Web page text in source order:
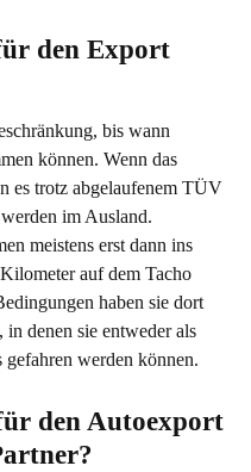
den Export
bis wann
können. Wenn das
es trotz abgelaufenem TÜV
im Ausland.
meistens erst dann ins
auf dem Tacho
haben sie dort
denen sie entweder als
gefahren werden können.
den Autoexport